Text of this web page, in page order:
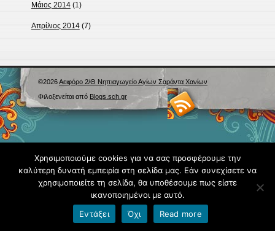
Μάιος 2014(1)
Απρίλιος 2014(7)
©2026Αειφόρο 2/Θ Νηπιαγωγείο Αγίων Σαράντα Χανίων
Φιλοξενείται από Blogs.sch.gr
Όροι χρήσης blogs.sch.gr|Δήλωση προσβασιμότητας
Χρησιμοποιούμε cookies για να σας προσφέρουμε την
καλύτερη δυνατή εμπειρία στη σελίδα μας. Εάν συνεχίσετε να
χρησιμοποιείτε τη σελίδα, θα υποθέσουμε πως είστε
ικανοποιημένοι με αυτό.
Εντάξει
Όχι Read more